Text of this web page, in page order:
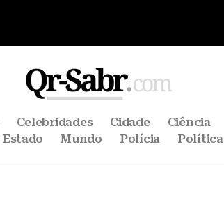
Celebridades Cidade Ciência
Estado Mundo Polícia Política